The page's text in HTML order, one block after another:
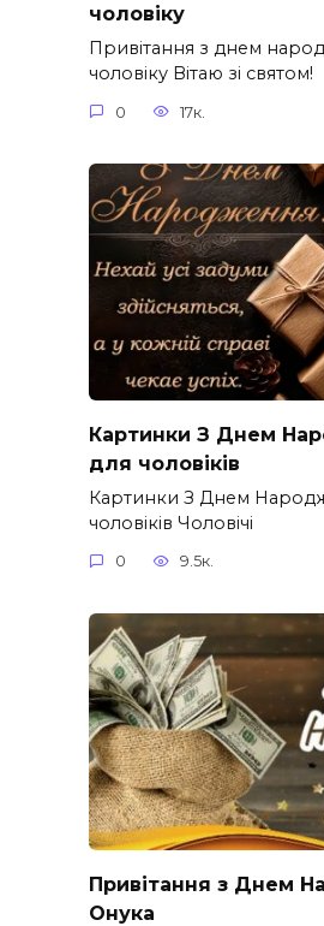
чоловіку
Привітання з днем
чоловіку Вітаю зі святом!
0 17к.
Картинки З Днем
для чоловіків​
Картинки З Днем
чоловіків​ Чоловічі
0 9.5к.
Привітання з Днем
Онука